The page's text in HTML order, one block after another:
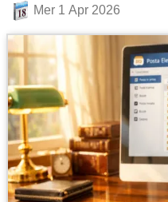
Mer 1 Apr 2026